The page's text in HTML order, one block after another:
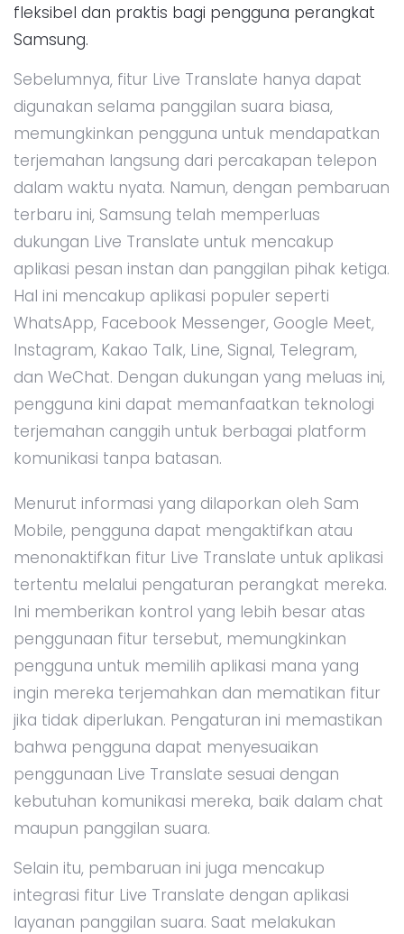
fleksibel dan praktis bagi pengguna perangkat
Samsung.
Sebelumnya, fitur Live Translate hanya dapat
digunakan selama panggilan suara biasa,
memungkinkan pengguna untuk mendapatkan
terjemahan langsung dari percakapan telepon
dalam waktu nyata. Namun, dengan pembaruan
terbaru ini, Samsung telah memperluas
dukungan Live Translate untuk mencakup
aplikasi pesan instan dan panggilan pihak ketiga.
Hal ini mencakup aplikasi populer seperti
WhatsApp, Facebook Messenger, Google Meet,
Instagram, Kakao Talk, Line, Signal, Telegram,
dan WeChat. Dengan dukungan yang meluas ini,
pengguna kini dapat memanfaatkan teknologi
terjemahan canggih untuk berbagai platform
komunikasi tanpa batasan.
Menurut informasi yang dilaporkan oleh Sam
Mobile, pengguna dapat mengaktifkan atau
menonaktifkan fitur Live Translate untuk aplikasi
tertentu melalui pengaturan perangkat mereka.
Ini memberikan kontrol yang lebih besar atas
penggunaan fitur tersebut, memungkinkan
pengguna untuk memilih aplikasi mana yang
ingin mereka terjemahkan dan mematikan fitur
jika tidak diperlukan. Pengaturan ini memastikan
bahwa pengguna dapat menyesuaikan
penggunaan Live Translate sesuai dengan
kebutuhan komunikasi mereka, baik dalam chat
maupun panggilan suara.
Selain itu, pembaruan ini juga mencakup
integrasi fitur Live Translate dengan aplikasi
layanan panggilan suara. Saat melakukan